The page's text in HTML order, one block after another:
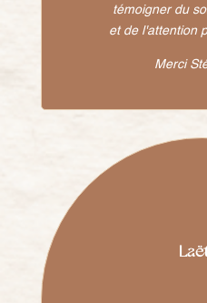
témoigner du
et de l'attention
Merci